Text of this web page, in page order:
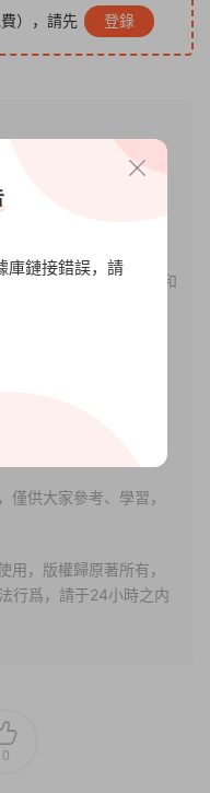
），請先 登錄
不代表本站贊同其觀點和
，請您購買正版授權
聯系我們。将會第一
供大家參考、學習，
，版權歸原著所有，
行爲，請于24小時之内
0
庫鏈接錯誤，請